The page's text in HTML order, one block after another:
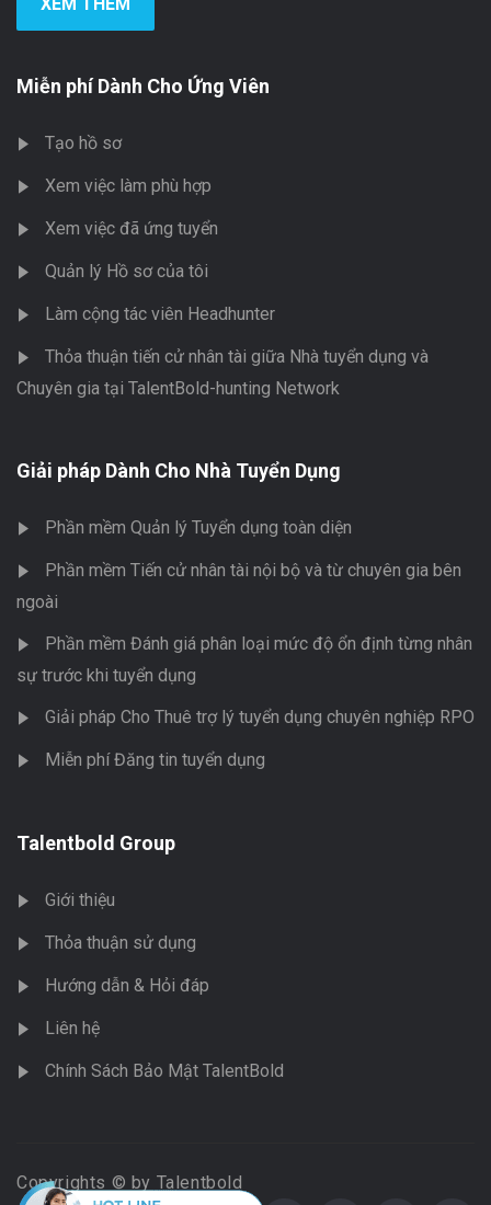
Miễn phí Dành Cho Ứng Viên
Tạo hồ sơ
Xem việc làm phù hợp
Xem việc đã ứng tuyển
Quản lý Hồ sơ của tôi
Làm cộng tác viên Headhunter
Thỏa thuận tiến cử nhân tài giữa Nhà tuyển dụng và
Chuyên gia tại TalentBold-hunting Network
Giải pháp Dành Cho Nhà Tuyển Dụng
Phần mềm Quản lý Tuyển dụng toàn diện
Phần mềm Tiến cử nhân tài nội bộ và từ chuyên gia bên
ngoài
Phần mềm Đánh giá phân loại mức độ ổn định từng nhân
sự trước khi tuyển dụng
Giải pháp Cho Thuê trợ lý tuyển dụng chuyên nghiệp RPO
Miễn phí Đăng tin tuyển dụng
Talentbold Group
Giới thiệu
Thỏa thuận sử dụng
Hướng dẫn & Hỏi đáp
Liên hệ
Chính Sách Bảo Mật TalentBold
Copyrights © by Talentbold